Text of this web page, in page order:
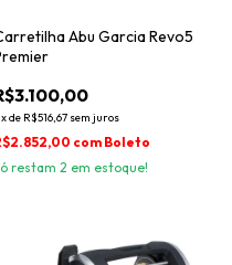
Abu Garcia Revo5
xde R$516,67 sem juros
com Boleto
restam 2 em estoque!